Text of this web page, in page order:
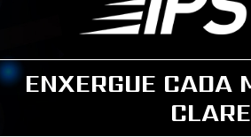
ENXERGUE CADA